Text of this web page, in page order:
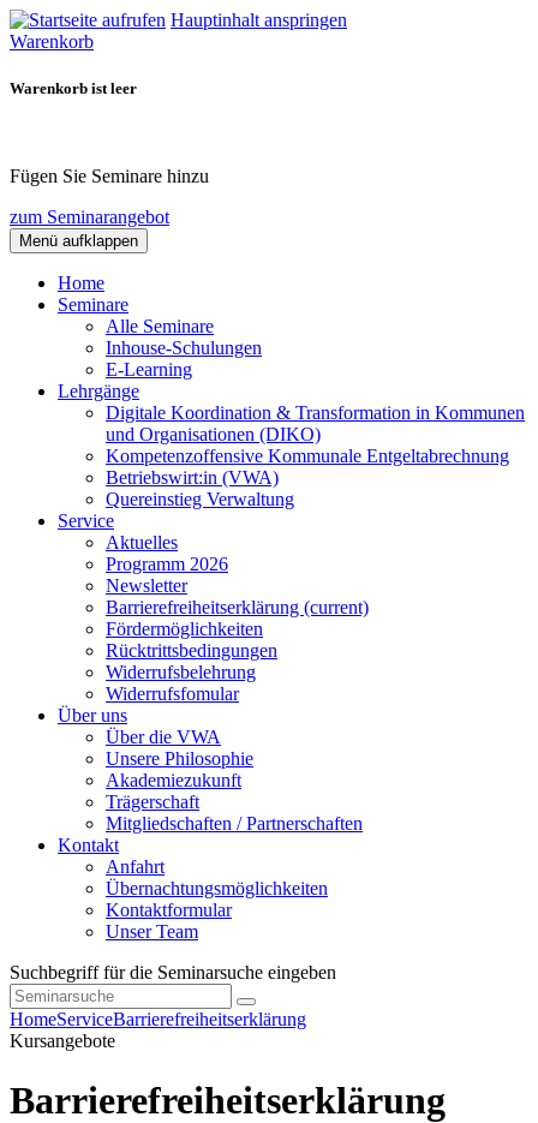
Hauptinhalt anspringen
Warenkorb
Warenkorb ist leer
Fügen Sie Seminare hinzu
zum Seminarangebot
Menü aufklappen
Home
Seminare
Alle Seminare
Inhouse-Schulungen
E-Learning
Lehrgänge
Digitale Koordination & Transformation in Kommunen
und Organisationen (DIKO)
Kompetenzoffensive Kommunale Entgeltabrechnung
Betriebswirt:in (VWA)
Quereinstieg Verwaltung
Service
Aktuelles
Programm 2026
Newsletter
Barrierefreiheitserklärung (current)
Fördermöglichkeiten
Rücktrittsbedingungen
Widerrufsbelehrung
Widerrufsfomular
Über uns
Über die VWA
Unsere Philosophie
Akademiezukunft
Trägerschaft
Mitgliedschaften / Partnerschaften
Kontakt
Anfahrt
Übernachtungsmöglichkeiten
Kontaktformular
Unser Team
Suchbegriff für die Seminarsuche eingeben
HomeServiceBarrierefreiheitserklärung
Kursangebote
Barrierefreiheitserklärung